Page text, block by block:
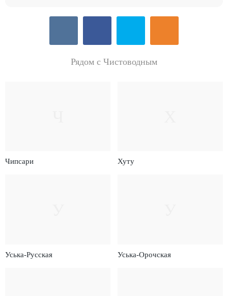
Рядом с Чистоводным
Чипсари Хуту
Уська-Русская Уська-Орочская